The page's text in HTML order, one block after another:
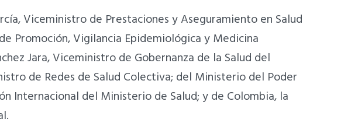
Viceministro de Prestaciones y Aseguramiento en Salud
Promoción, Vigilancia Epidemiológica y Medicina
Jara, Viceministro de Gobernanza de la Salud del
de Redes de Salud Colectiva; del Ministerio del Poder
Internacional del Ministerio de Salud; y de Colombia, la